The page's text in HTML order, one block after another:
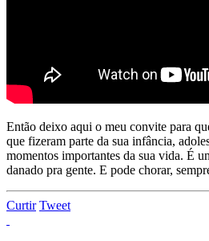
Então deixo aqui o meu convite para
que fizeram parte da sua infância,
momentos importantes da sua vida. É
danado pra gente. E pode chorar,
Curtir Tweet